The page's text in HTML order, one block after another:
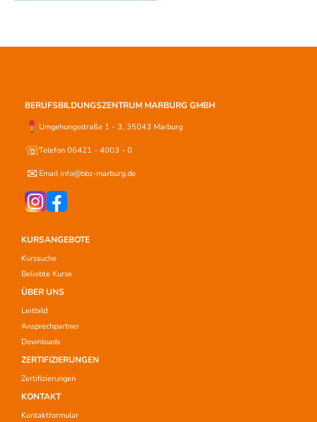
BERUFSBILDUNGSZENTRUM MARBURG GMBH
Umgehungsstraße 1 - 3, 35043 Marburg
☏Telefon 06421 - 4003 - 0
✉ Email info@bbz-marburg.de
KURSANGEBOTE
Kurssuche
Beliebte Kurse
ÜBER UNS
Leitbild
Ansprechpartner
Downloads
ZERTIFIZIERUNGEN
Zertifizierungen
KONTAKT
Kontaktformular